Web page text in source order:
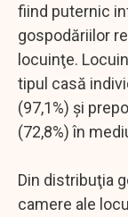
fiind puternic
gospodăriilor
locuinţe.
tipul casă
(97,1%) şi
(72,8%) în
Din distribuţia
camere ale